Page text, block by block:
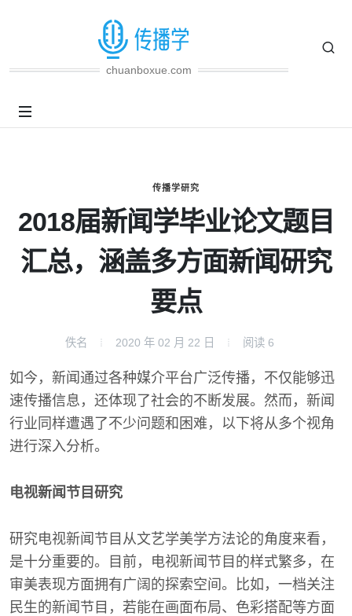
chuanboxue.com
传播学研究
2018届新闻学毕业论文题目
汇总，涵盖多方面新闻研究
要点
佚名 2020 年 02 月 22 日 阅读 6
如今，新闻通过各种媒介平台广泛传播，不仅能够迅
速传播信息，还体现了社会的不断发展。然而，新闻
行业同样遭遇了不少问题和困难，以下将从多个视角
进行深入分析。
电视新闻节目研究
研究电视新闻节目从文艺学美学方法论的角度来看，
是十分重要的。目前，电视新闻节目的样式繁多，在
审美表现方面拥有广阔的探索空间。比如，一档关注
民生的新闻节目，若能在画面布局、色彩搭配等方面